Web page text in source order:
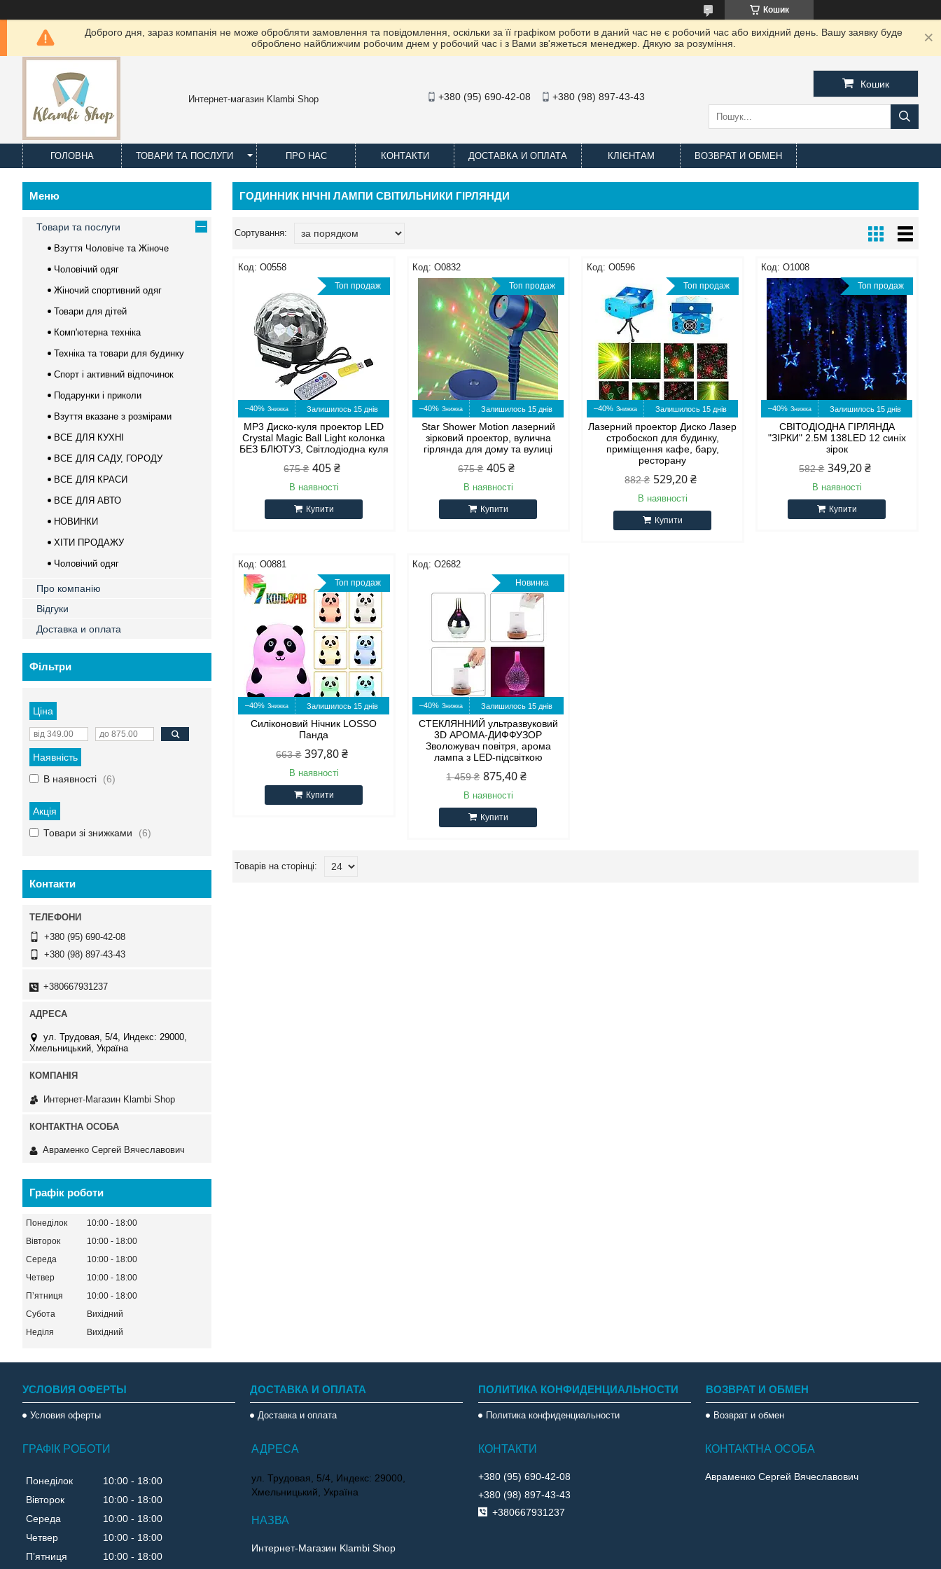
Кошик
Доброго дня, зараз компанія не може обробляти замовлення та повідомлення, оскільки за її графіком роботи в даний час не є робочий час або вихідний день. Вашу заявку буде
оброблено найближчим робочим днем ​​у робочий час і з Вами зв'яжеться менеджер. Дякую за розуміння.
Интернет-магазин Klambi Shop +380 (95) 690-42-08 +380 (98) 897-43-43
Кошик
ГОЛОВНА ТОВАРИ ТА ПОСЛУГИ ПРО НАС КОНТАКТИ ДОСТАВКА И ОПЛАТА КЛІЄНТАМ ВОЗВРАТ И ОБМЕН
ГОДИННИК НІЧНІ ЛАМПИ СВІТИЛЬНИКИ ГІРЛЯНДИ
O0558
Топ продаж
–40% Залишилось 15 днів
MP3 Диско-куля проектор LED
Crystal Magic Ball Light колонка
БЕЗ БЛЮТУЗ, Світлодіодна куля
675 ₴ 405 ₴
В наявності
Купити
O0832
Топ продаж
–40% Залишилось 15 днів
Star Shower Motion лазерний
зірковий проектор, вулична
гірлянда для дому та вулиці
675 ₴ 405 ₴
В наявності
Купити
O0596
Топ продаж
–40% Залишилось 15 днів
Лазерний проектор Диско Лазер
стробоскоп для будинку,
приміщення кафе, бару,
ресторану
882 ₴ 529,20 ₴
В наявності
Купити
O1008
Топ продаж
–40% Залишилось 15 днів
СВІТОДІОДНА ГІРЛЯНДА
"ЗІРКИ" 2.5М 138LED 12 синіх
зірок
582 ₴ 349,20 ₴
В наявності
Купити
O0881
Топ продаж
–40% Залишилось 15 днів
Силіконовий Нічник LOSSO
Панда
663 ₴ 397,80 ₴
В наявності
Купити
O2682
Новинка
–40% Залишилось 15 днів
СТЕКЛЯННИЙ ультразвуковий
3D АРОМА-ДИФФУЗОР
Зволожувач повітря, арома
лампа з LED-підсвіткою
1 459 ₴ 875,40 ₴
В наявності
Купити
Товари та послуги
Взуття Чоловіче та Жіноче
Чоловічий одяг
Жіночий спортивний одяг
Товари для дітей
Комп'ютерна техніка
Техніка та товари для будинку
Спорт і активний відпочинок
Подарунки і приколи
Взуття вказане з розмірами
ВСЕ ДЛЯ КУХНІ
ВСЕ ДЛЯ САДУ, ГОРОДУ
ВСЕ ДЛЯ КРАСИ
ВСЕ ДЛЯ АВТО
НОВИНКИ
ХІТИ ПРОДАЖУ
Чоловічий одяг
Про компанію
Відгуки
Доставка и оплата
Фільтри
Ціна
Наявність
В наявності
6
Акція
Товари зі знижками
6
Контакти
+380 (95) 690-42-08
+380 (98) 897-43-43
+380667931237
ул. Трудовая, 5/4, Индекс: 29000,
Хмельницький, Україна
Интернет-Магазин Klambi Shop
Авраменко Сергей Вячеславович
Графік роботи
Понеділок 10:00
18:00
Вівторок
10:00
18:00
Середа
10:00
18:00
Четвер
10:00
18:00
Пʼятниця
10:00
18:00
Субота
Вихідний
Неділя
Вихідний
УСЛОВИЯ ОФЕРТЫ
Условия оферты
ДОСТАВКА И ОПЛАТА
Доставка и оплата
ПОЛИТИКА КОНФИДЕНЦИАЛЬНОСТИ
Политика конфиденциальности
ВОЗВРАТ И ОБМЕН
Возврат и обмен
ГРАФІК РОБОТИ
Понеділок 10:00
18:00
Вівторок
10:00
18:00
Середа
10:00
18:00
Четвер
10:00
18:00
Пʼятниця
10:00 18:00
ул. Трудовая, 5/4, Индекс: 29000,
Хмельницький, Україна
Интернет-Магазин Klambi Shop
+380 (95) 690-42-08
+380 (98) 897-43-43
+380667931237
Авраменко Сергей Вячеславович